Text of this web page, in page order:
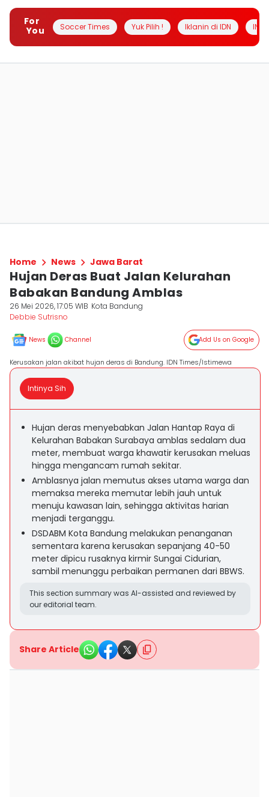
For
You
Soccer Times Yuk Pilih ! Iklanin di IDN
Home News Jawa Barat
Hujan Deras Buat Jalan Kelurahan
Babakan Bandung Amblas
26 Mei 2026, 17:05 WIB Kota Bandung
Debbie Sutrisno
News Channel Add Us on Google
Kerusakan jalan akibat hujan deras di Bandung. IDN Times/Istimewa
Intinya Sih
Hujan deras menyebabkan Jalan Hantap Raya di
Kelurahan Babakan Surabaya amblas sedalam dua
meter, membuat warga khawatir kerusakan meluas
hingga mengancam rumah sekitar.
Amblasnya jalan memutus akses utama warga dan
memaksa mereka memutar lebih jauh untuk
menuju kawasan lain, sehingga aktivitas harian
menjadi terganggu.
DSDABM Kota Bandung melakukan penanganan
sementara karena kerusakan sepanjang 40-50
meter dipicu rusaknya kirmir Sungai Cidurian,
sambil menunggu perbaikan permanen dari BBWS.
This section summary was AI-assisted and reviewed by
our editorial team.
Share Article